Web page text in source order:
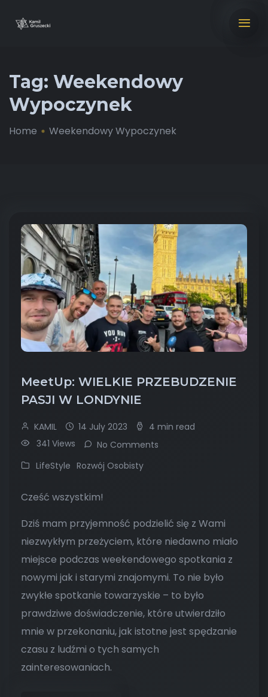
Tag: Weekendowy
Wypoczynek
Home Weekendowy Wypoczynek
MeetUp: WIELKIE PRZEBUDZENIE
PASJI W LONDYNIE
KAMIL 14 July 2023
4 min read
341 Views
No Comments
LifeStyle Rozwój Osobisty
Cześć wszystkim!
Dziś mam przyjemność podzielić się z Wami
niezwykłym przeżyciem, które niedawno miało
miejsce podczas weekendowego spotkania z
nowymi jak i starymi znajomymi. To nie było
zwykłe spotkanie towarzyskie – to było
prawdziwe doświadczenie, które utwierdziło
mnie w przekonaniu, jak istotne jest spędzanie
czasu z ludźmi o tych samych
zainteresowaniach.